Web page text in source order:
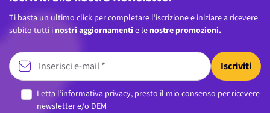
Ti basta un ultimo click per completare l’iscrizione e iniziare a ricevere
subito tutti i nostri aggiornamenti e le nostre promozioni.
Iscriviti
Letta l’informativa privacy, presto il mio consenso per ricevere
newsletter e/o DEM